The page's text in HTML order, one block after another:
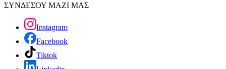
ΣΥΝΔΕΣΟΥ ΜΑΖΙ ΜΑΣ
Instagram
Facebook
Tiktok